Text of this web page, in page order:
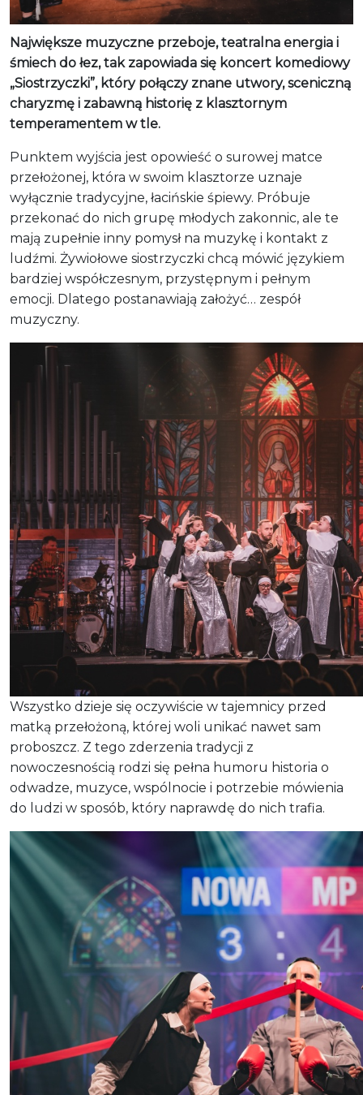
Największe muzyczne przeboje, teatralna energia i
śmiech do łez, tak zapowiada się koncert komediowy
„Siostrzyczki”, który połączy znane utwory, sceniczną
charyzmę i zabawną historię z klasztornym
temperamentem w tle.
Punktem wyjścia jest opowieść o surowej matce
przełożonej, która w swoim klasztorze uznaje
wyłącznie tradycyjne, łacińskie śpiewy. Próbuje
przekonać do nich grupę młodych zakonnic, ale te
mają zupełnie inny pomysł na muzykę i kontakt z
ludźmi. Żywiołowe siostrzyczki chcą mówić językiem
bardziej współczesnym, przystępnym i pełnym
emocji. Dlatego postanawiają założyć… zespół
muzyczny.
Wszystko dzieje się oczywiście w tajemnicy przed
matką przełożoną, której woli unikać nawet sam
proboszcz. Z tego zderzenia tradycji z
nowoczesnością rodzi się pełna humoru historia o
odwadze, muzyce, wspólnocie i potrzebie mówienia
do ludzi w sposób, który naprawdę do nich trafia.